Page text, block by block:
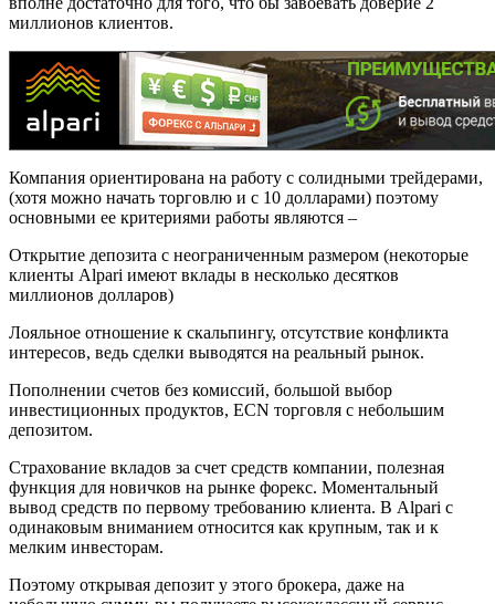
миллионов клиентов.
Компания ориентирована на работу с солидными трейдерами,
(хотя можно начать торговлю и с 10 долларами) поэтому
основными ее критериями работы являются –
Открытие депозита с неограниченным размером (некоторые
клиенты Alpari имеют вклады в несколько десятков
миллионов долларов)
Лояльное отношение к скальпингу, отсутствие конфликта
интересов, ведь сделки выводятся на реальный рынок.
Пополнении счетов без комиссий, большой выбор
инвестиционных продуктов, ECN торговля с небольшим
депозитом.
Страхование вкладов за счет средств компании, полезная
функция для новичков на рынке форекс. Моментальный
вывод средств по первому требованию клиента. В Alpari с
одинаковым вниманием относится как крупным, так и к
мелким инвесторам.
Поэтому открывая депозит у этого брокера, даже на